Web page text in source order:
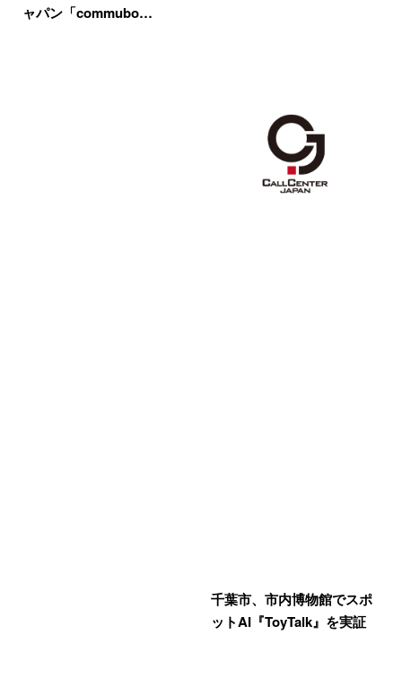
ャパン「commubo…
千葉市、市内博物館でスポ
ットAI『ToyTalk』を実証